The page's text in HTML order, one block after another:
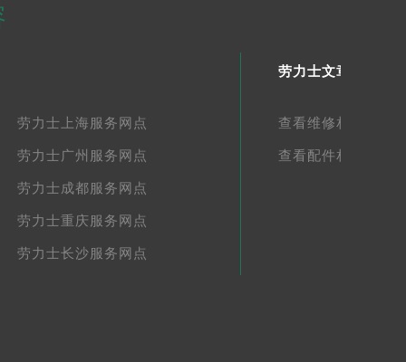
劳力士上海服务网点
劳力士广州服务网点
劳力士成都服务网点
劳力士重庆服务网点
劳力士长沙服务网点
劳力士文章库
查看维修相关文章
查看配件相关文章